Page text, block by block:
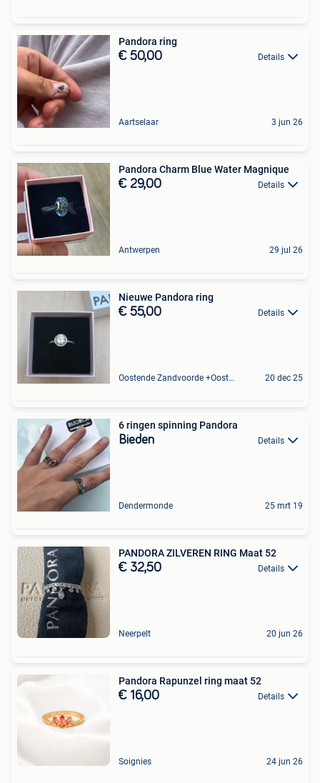
Pandora ring
€ 50,00 Details
Aartselaar 3 jun 26
Pandora Charm Blue Water Magnique
€ 29,00 Details
Antwerpen 29 jul 26
Nieuwe Pandora ring
€ 55,00 Details
Oostende Zandvoorde +Oostende 20 dec 25
6 ringen spinning Pandora
Bieden Details
Dendermonde 25 mrt 19
PANDORA ZILVEREN RING Maat 52
€ 32,50 Details
Neerpelt 20 jun 26
Pandora Rapunzel ring maat 52
€ 16,00 Details
Soignies 24 jun 26